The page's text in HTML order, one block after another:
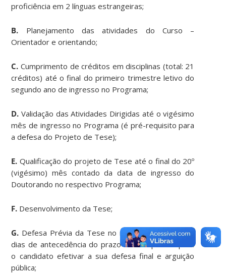
proficiência em 2 línguas estrangeiras;
B. Planejamento das atividades do Curso –
Orientador e orientando;
C. Cumprimento de créditos em disciplinas (total: 21
créditos) até o final do primeiro trimestre letivo do
segundo ano de ingresso no Programa;
D.Validação das Atividades Dirigidas até o vigésimo
mês de ingresso no Programa (é pré-requisito para
a defesa do Projeto de Tese);
E. Qualificação do projeto de Tese até o final do 20º
(vigésimo) mês contado da data de ingresso do
Doutorando no respectivo Programa;
F. Desenvolvimento da Tese;
G. Defesa Prévia da Tese no mínimo cento e vinte
dias de antecedência do prazo final disponível para
o candidato efetivar a sua defesa final e arguição
pública;